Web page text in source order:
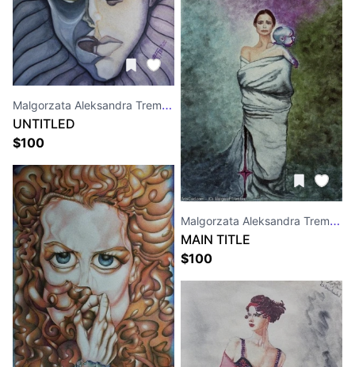
Malgorzata Aleksandra Trembla
UNTITLED
$100
Malgorzata Aleksandra Trembla
MAIN TITLE
$100